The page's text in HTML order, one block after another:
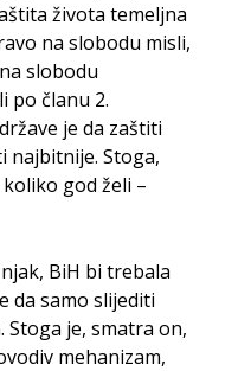
života temeljna
na slobodu misli,
slobodu
po članu 2.
je da zaštiti
najbitnije. Stoga,
god želi –
BiH bi trebala
da samo slijediti
je, smatra on,
mehanizam,